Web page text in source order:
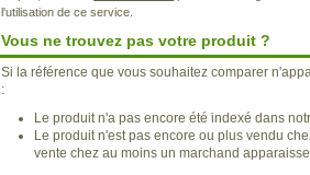
l'utilisation de ce service.
Vous ne trouvez pas votre produit ?
Si la référence que vous souhaitez comparer
:
Le produit n'a pas encore été indexé dans
Le produit n'est pas encore ou plus vendu
vente chez au moins un marchand